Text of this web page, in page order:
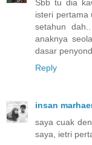
Sbb tu dia
isteri pertama
setahun
anaknya
dasar
Reply
insan
saya cuak
saya, ietri